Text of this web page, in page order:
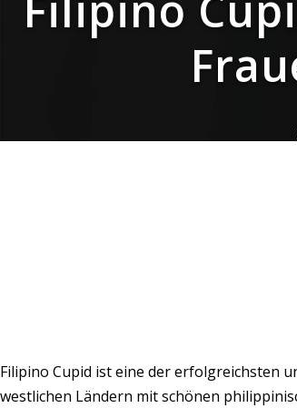
Filipino Cupid ist eine der erfolgreichsten
westlichen Ländern mit schönen